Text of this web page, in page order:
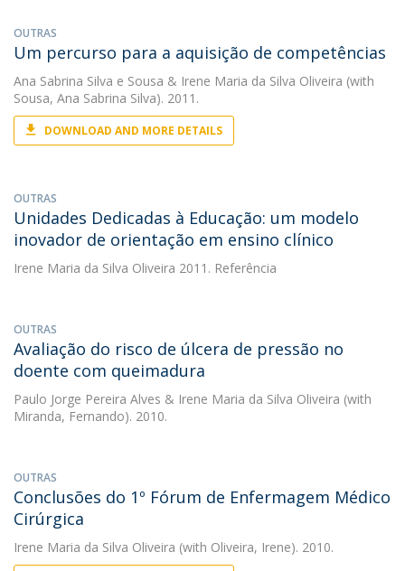
OUTRAS
Um percurso para a aquisição de competências
Ana Sabrina Silva e Sousa & Irene Maria da Silva Oliveira (with
Sousa, Ana Sabrina Silva). 2011.
DOWNLOAD AND MORE DETAILS
OUTRAS
Unidades Dedicadas à Educação: um modelo
inovador de orientação em ensino clínico
Irene Maria da Silva Oliveira 2011. Referência
OUTRAS
Avaliação do risco de úlcera de pressão no
doente com queimadura
Paulo Jorge Pereira Alves & Irene Maria da Silva Oliveira (with
Miranda, Fernando). 2010.
OUTRAS
Conclusões do 1º Fórum de Enfermagem Médico
Cirúrgica
Irene Maria da Silva Oliveira (with Oliveira, Irene). 2010.